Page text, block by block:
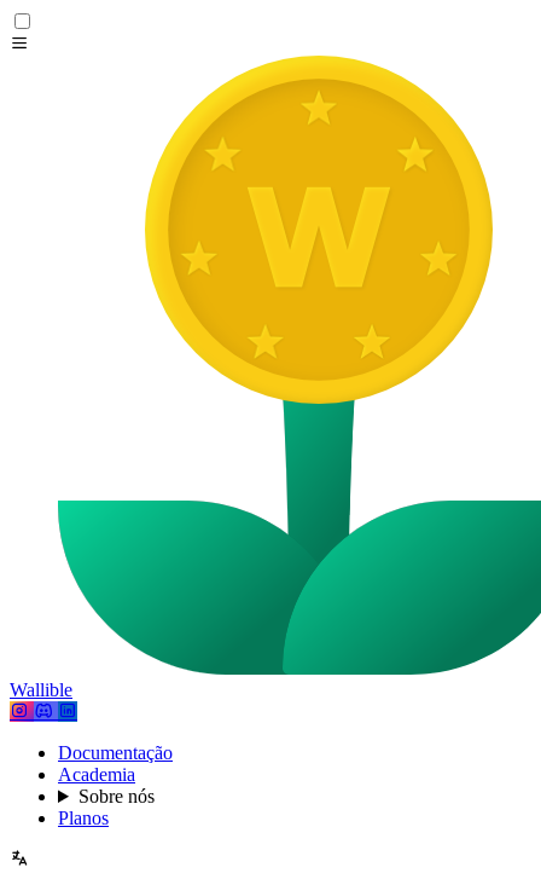
Wallible
Documentação
Academia
Sobre nós
Planos